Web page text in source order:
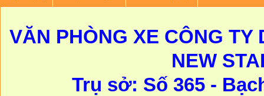
VĂN PHÒNG XE CÔNG TY
NEW
Trụ sở: Số 365 -